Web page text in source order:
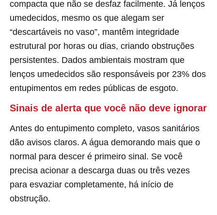
compacta que não se desfaz facilmente. Já lenços
umedecidos, mesmo os que alegam ser
“descartáveis no vaso”, mantêm integridade
estrutural por horas ou dias, criando obstruções
persistentes. Dados ambientais mostram que
lenços umedecidos são responsáveis por 23% dos
entupimentos em redes públicas de esgoto.
Sinais de alerta que você não deve ignorar
Antes do entupimento completo, vasos sanitários
dão avisos claros. A água demorando mais que o
normal para descer é primeiro sinal. Se você
precisa acionar a descarga duas ou três vezes
para esvaziar completamente, há início de
obstrução.